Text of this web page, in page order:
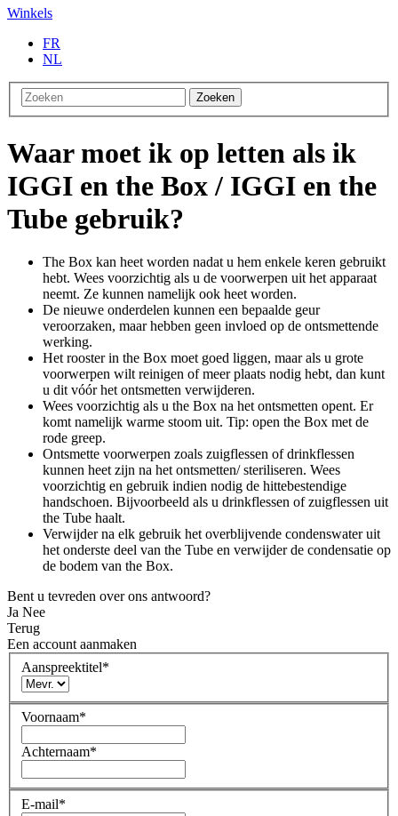
Winkels
FR
NL
Zoeken
Waar moet ik op letten als ik
IGGI en the Box / IGGI en the
Tube gebruik?
The Box kan heet worden nadat u hem enkele keren gebruikt
hebt. Wees voorzichtig als u de voorwerpen uit het apparaat
neemt. Ze kunnen namelijk ook heet worden.
De nieuwe onderdelen kunnen een bepaalde geur
veroorzaken, maar hebben geen invloed op de ontsmettende
werking.
Het rooster in the Box moet goed liggen, maar als u grote
voorwerpen wilt reinigen of meer plaats nodig hebt, dan kunt
u dit vóór het ontsmetten verwijderen.
Wees voorzichtig als u the Box na het ontsmetten opent. Er
komt namelijk warme stoom uit. Tip: open the Box met de
rode greep.
Ontsmette voorwerpen zoals zuigflessen of drinkflessen
kunnen heet zijn na het ontsmetten/ steriliseren. Wees
voorzichtig en gebruik indien nodig de hittebestendige
handschoen. Bijvoorbeeld als u drinkflessen of zuigflessen uit
the Tube haalt.
Verwijder na elk gebruik het overblijvende condenswater uit
het onderste deel van the Tube en verwijder de condensatie op
de bodem van the Box.
Bent u tevreden over ons antwoord?
Ja Nee
Terug
Een account aanmaken
Aanspreektitel*
Voornaam*
Achternaam*
E-mail*